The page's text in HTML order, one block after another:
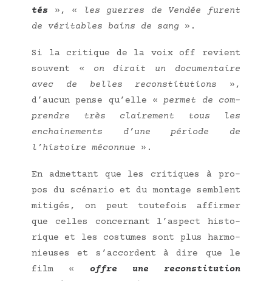
tés », «
les guerres de Ven­dée furent
de véri­tables bains de sang ».
Si la cri­tique de la voix off revient
sou­vent « on dirait un docu­men­taire
avec de belles recons­ti­tu­tions »,
d’aucun pense qu’elle « per­met de com­
prendre très clai­re­ment tous les
enchai­ne­ments d’une période de
l’histoire mécon­nue ».
En admet­tant que les cri­tiques à pro­
pos du scé­na­rio et du mon­tage semblent
miti­gés, on peut tou­te­fois affir­mer
que celles concer­nant l’aspect his­to­
rique et les cos­tumes sont plus har­mo­
nieuses et s’accordent à dire que le
film « offre une recons­ti­tu­tion